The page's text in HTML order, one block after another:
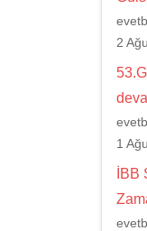
2
1
İBB